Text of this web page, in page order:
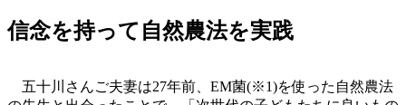
信念を持って自然農法を実践
五十川さんご夫妻は27年前、EM菌(※1)を使った自然農法